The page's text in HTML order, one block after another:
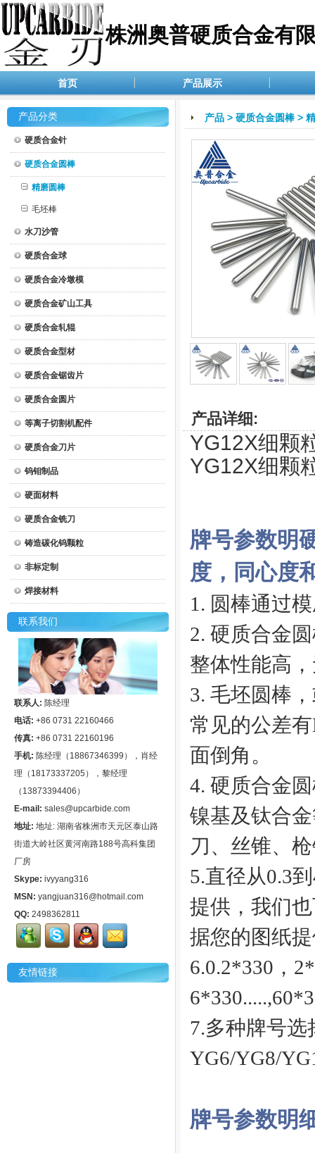
株洲奥普硬质合金有
首页 产品展示
产品分类
硬质合金针
硬质合金圆棒
精磨圆棒
毛坯棒
水刀沙管
硬质合金球
硬质合金冷墩模
硬质合金矿山工具
硬质合金轧辊
硬质合金型材
硬质合金锯齿片
硬质合金圆片
等离子切割机配件
硬质合金刀片
钨钼制品
硬面材料
硬质合金铣刀
铸造碳化钨颗粒
非标定制
焊接材料
联系我们
联系人: 陈经理
电话: +86 0731 22160466
传真: +86 0731 22160196
手机: 陈经理（18867346399），肖经
理（18173337205），黎经理
（13873394406）
E-mail: sales@upcarbide.com
地址: 地址: 湖南省株洲市天元区泰山路
街道大岭社区黄河南路188号高科集团
厂房
Skype: ivyyang316
MSN: yangjuan316@hotmail.com
QQ: 2498362811
友情链接
产品 > 硬质合金圆棒 >
产品详细:
YG12X细颗
YG12X细颗
牌号参数明
度，同心度
1 . 圆棒通过
2. 硬质合金
整体性能高
3. 毛坯圆棒
常见的公差
面倒角。
4. 硬质合金
镍基及钛合
刀、丝锥、
5.直径从0.3
提供，我们
据您的图纸
6.0.2*330，
7.多种牌号选
YG6/YG8/
牌号参数明